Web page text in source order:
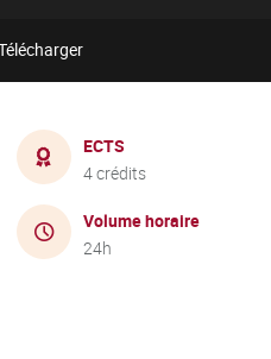
ECTS
4 crédits
Volume horaire
24h